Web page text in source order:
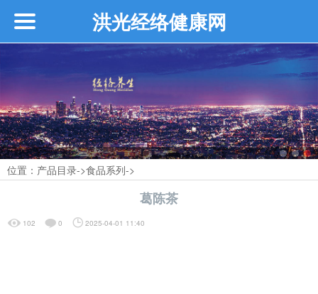
洪光经络健康网
企业介绍
┗━创始人介绍
┗━近期活动
┗━品牌故事
位置： 产品目录->食品系列->
葛陈茶
102 0 2025-04-01 11:40